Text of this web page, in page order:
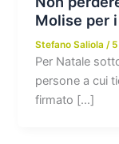
Molise per
Stefano Saliola/
Per Natale
persone a cui
firmato […]